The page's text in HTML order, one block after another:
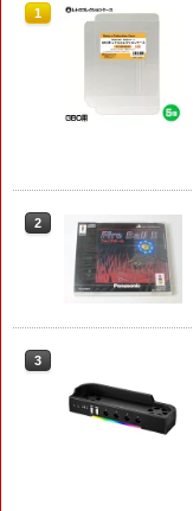
3
3
1
3
1
3
1
2
3